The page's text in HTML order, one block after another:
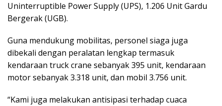
Uninterruptible Power Supply (UPS), 1.206 Unit Gardu
Bergerak (UGB).
Guna mendukung mobilitas, personel siaga juga
dibekali dengan peralatan lengkap termasuk
kendaraan truck crane sebanyak 395 unit, kendaraan
motor sebanyak 3.318 unit, dan mobil 3.756 unit.
“Kami juga melakukan antisipasi terhadap cuaca